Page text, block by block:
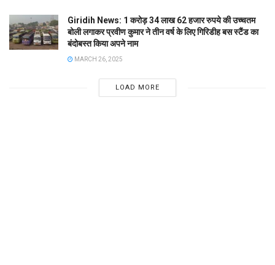
Giridih News: 1 करोड़ 34 लाख 62 हजार रुपये की उच्चतम
बोली लगाकर प्रवीण कुमार ने तीन वर्ष के लिए गिरिडीह बस स्टैंड का
बंदोबस्त किया अपने नाम
MARCH 26, 2025
LOAD MORE